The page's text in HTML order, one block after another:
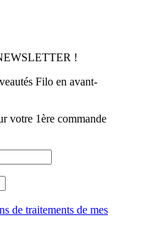
!
Filo en avant-
votre 1ère commande
de traitements de mes